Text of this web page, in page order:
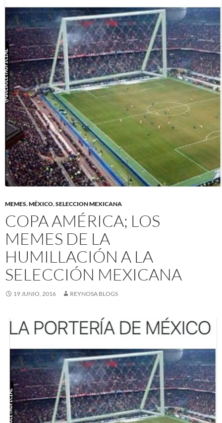
MEMES,MÉXICO,SELECCION MEXICANA
COPA AMÉRICA; LOS
MEMES DE LA
HUMILLACIÓN A LA
SELECCIÓN MEXICANA
19 JUNIO, 2016 REYNOSA BLOGS